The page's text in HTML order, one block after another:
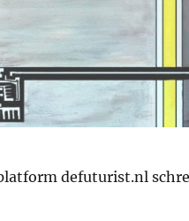
defuturist.nl